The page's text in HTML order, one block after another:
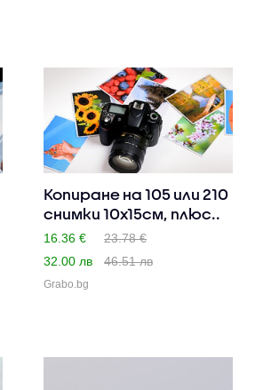
Копиране на 105 или 210
снимки 10х15см, плюс..
16.36 €
23.78 €
32.00 лв
46.51 лв
Grabo.bg